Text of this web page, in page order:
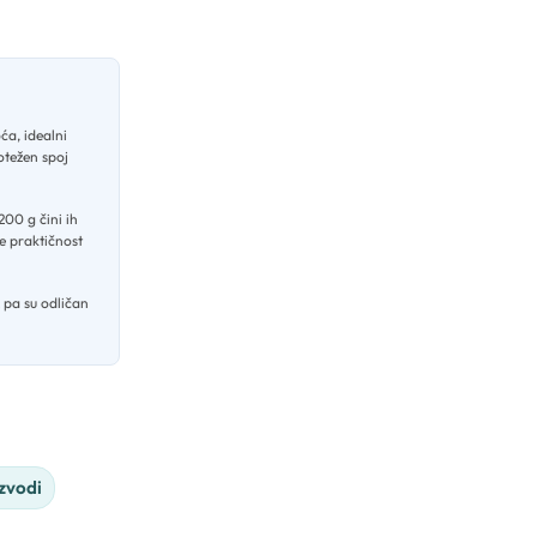
idealni
spoj
g čini ih
praktičnost
su odličan